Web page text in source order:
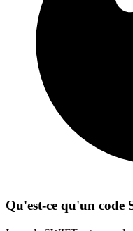
Qu'est-ce qu'un code